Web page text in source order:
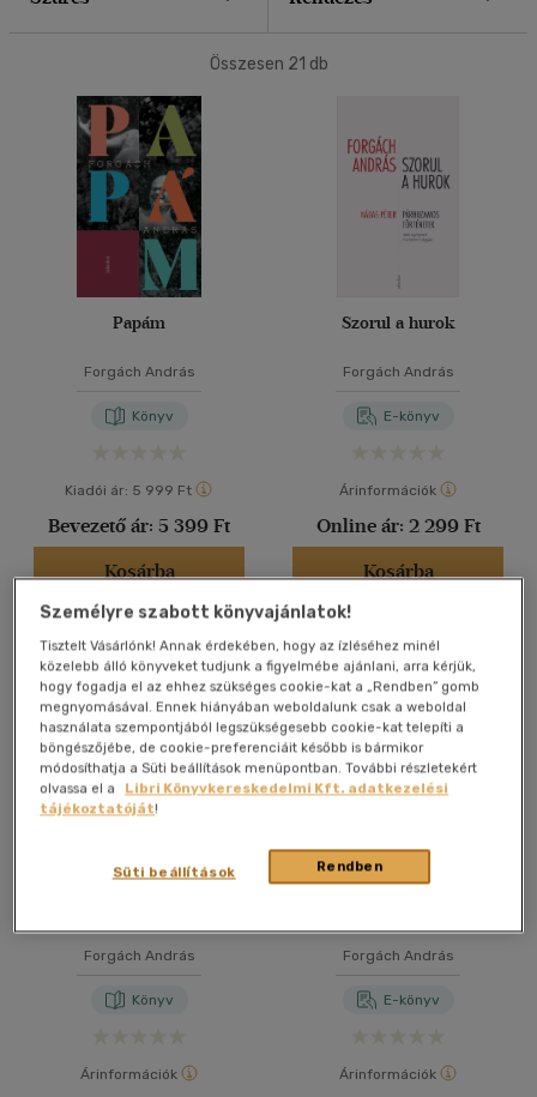
Összesen 21 db
Papám
Forgách András
Könyv
Kiadói ár: 5 999 Ft
Bevezető ár: 5 399 Ft
Kosárba
Szorul a hurok
Forgách András
E-könyv
Árinformációk
Online ár: 2 299 Ft
Kosárba
Forgách András
Könyv
Árinformációk
Forgách András
E-könyv
Árinformációk
Személyre szabott könyvajánlatok!
Tisztelt Vásárlónk! Annak érdekében, hogy az ízléséhez minél
közelebb álló könyveket tudjunk a figyelmébe ajánlani, arra kérjük,
hogy fogadja el az ehhez szükséges cookie-kat a „Rendben” gomb
megnyomásával. Ennek hiányában weboldalunk csak a weboldal
használata szempontjából legszükségesebb cookie-kat telepíti a
böngészőjébe, de cookie-preferenciáit később is bármikor
módosíthatja a Süti beállítások menüpontban. További részletekért
olvassa el a
Libri Könyvkereskedelmi Kft. adatkezelési
tájékoztatóját!
Rendben
Süti beállítások